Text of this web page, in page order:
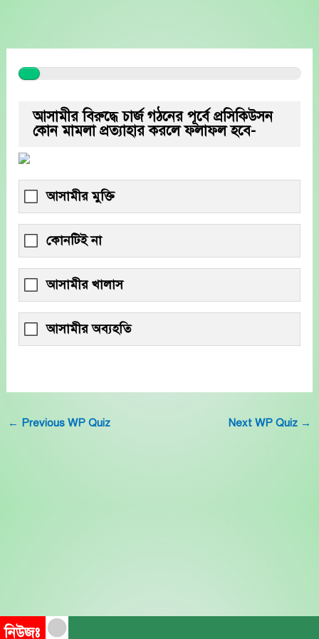
আসামীর বিরুদ্ধে চার্জ গঠনের পূর্বে প্রসিকিউসন
কোন মামলা প্রত্যাহার করলে ফলাফল হবে-
আসামীর মুক্তি
কোনটিই না
আসামীর খালাস
আসামীর অব্যহতি
← Previous WP Quiz Next WP Quiz →
নিউজঃ